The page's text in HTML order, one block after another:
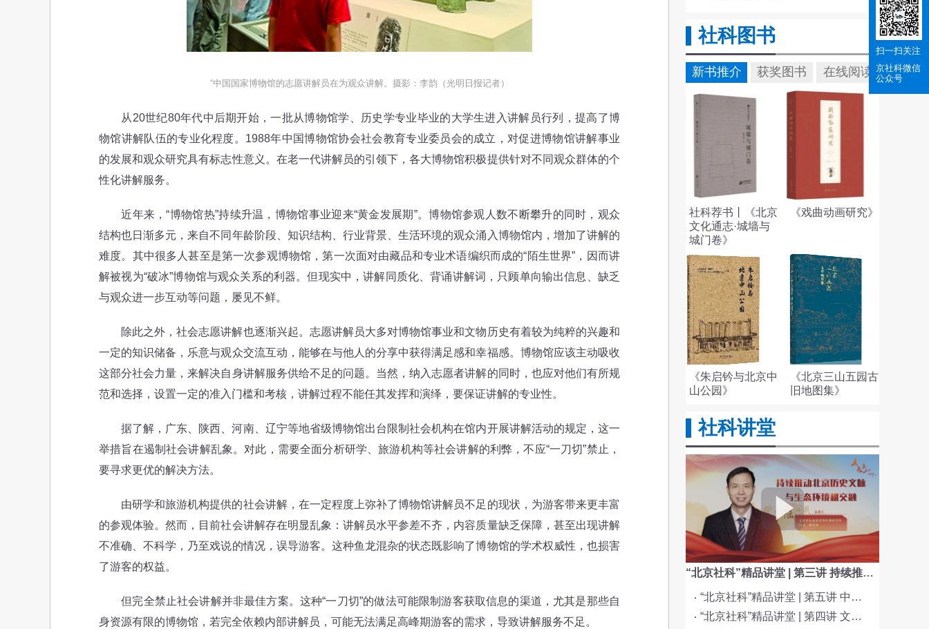
“中国国家博物馆的志愿讲解员在为观众讲解。摄影：李韵（光明日报记者）
从20世纪80年代中后期开始，一批从博物馆学、历史学专业毕业的大学生进入讲解员行列，提高了博
物馆讲解队伍的专业化程度。1988年中国博物馆协会社会教育专业委员会的成立，对促进博物馆讲解事业
的发展和观众研究具有标志性意义。在老一代讲解员的引领下，各大博物馆积极提供针对不同观众群体的个
性化讲解服务。
近年来，“博物馆热”持续升温，博物馆事业迎来“黄金发展期”。博物馆参观人数不断攀升的同时，观众
结构也日渐多元，来自不同年龄阶段、知识结构、行业背景、生活环境的观众涌入博物馆内，增加了讲解的
难度。其中很多人甚至是第一次参观博物馆，第一次面对由藏品和专业术语编织而成的“陌生世界”，因而讲
解被视为“破冰”博物馆与观众关系的利器。但现实中，讲解同质化、背诵讲解词，只顾单向输出信息、缺乏
与观众进一步互动等问题，屡见不鲜。
除此之外，社会志愿讲解也逐渐兴起。志愿讲解员大多对博物馆事业和文物历史有着较为纯粹的兴趣和
一定的知识储备，乐意与观众交流互动，能够在与他人的分享中获得满足感和幸福感。博物馆应该主动吸收
这部分社会力量，来解决自身讲解服务供给不足的问题。当然，纳入志愿者讲解的同时，也应对他们有所规
范和选择，设置一定的准入门槛和考核，讲解过程不能任其发挥和演绎，要保证讲解的专业性。
据了解，广东、陕西、河南、辽宁等地省级博物馆出台限制社会机构在馆内开展讲解活动的规定，这一
举措旨在遏制社会讲解乱象。对此，需要全面分析研学、旅游机构等社会讲解的利弊，不应“一刀切”禁止，
要寻求更优的解决方法。
由研学和旅游机构提供的社会讲解，在一定程度上弥补了博物馆讲解员不足的现状，为游客带来更丰富
的参观体验。然而，目前社会讲解存在明显乱象：讲解员水平参差不齐，内容质量缺乏保障，甚至出现讲解
不准确、不科学，乃至戏说的情况，误导游客。这种鱼龙混杂的状态既影响了博物馆的学术权威性，也损害
了游客的权益。
但完全禁止社会讲解并非最佳方案。这种“一刀切”的做法可能限制游客获取信息的渠道，尤其是那些自
身资源有限的博物馆，若完全依赖内部讲解员，可能无法满足高峰期游客的需求，导致讲解服务不足。
社科图书
新书推介 获奖图书 在线阅读
社科荐书丨《北京
文化通志·城墙与
城门卷》
《戏曲动画研究》
《朱启钤与北京中
山公园》
《北京三山五园古
旧地图集》
社科讲堂
“北京社科”精品讲堂 | 第三讲 持续推动北京历史文脉与生态环境相交融
“北京社科”精品讲堂 | 第五讲 中国电影与文化传统
“北京社科”精品讲堂 | 第四讲 文化与科技融合赋能新质生产力发展
扫一扫关注
京社科微信
公众号